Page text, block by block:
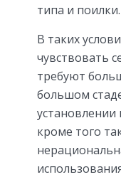
типа и поилки.
В таких
чувствовать
требуют
большом
кроме того